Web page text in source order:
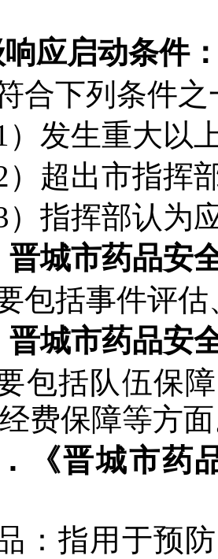
应启动条件
合下列条件
1）发生重大以
2）超出市指挥
3）指挥部认为
晋城市药品安
包括事件评
晋城市药品安
包括队伍保
费保障等方
《晋城市药
：指用于预